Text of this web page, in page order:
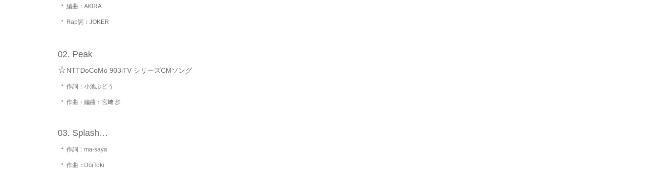
・ 編曲：AKIRA
・ Rap詞：JOKER
Peak
☆NTTDoCoMo 903iTV シリーズCMソング
・ 作詞：小池ぶどう
・ 作曲・編曲：宮﨑 歩
Splash…
・ 作詞：ma-saya
・ 作曲：DoiToki